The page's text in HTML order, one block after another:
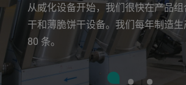
从威化设备开始，我们很快在产品
干和薄脆饼干设备。我们每年制造
80 条。